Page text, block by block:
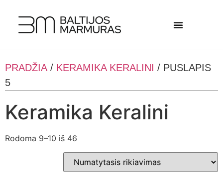
PRADŽIA / KERAMIKA KERALINI / PUSLAPIS
5
Keramika Keralini
Rodoma 9–10 iš 46